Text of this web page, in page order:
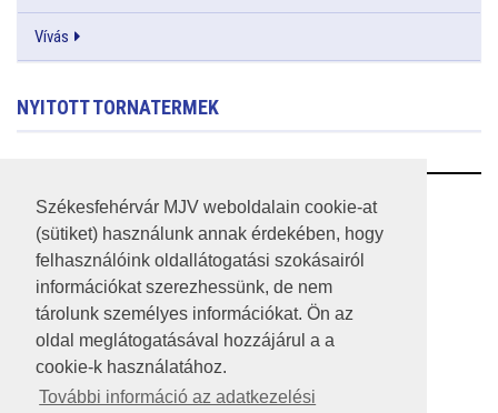
Székesfehérvár MJV weboldalain cookie-at
(sütiket) használunk annak érdekében, hogy
felhasználóink oldallátogatási szokásairól
információkat szerezhessünk, de nem
tárolunk személyes információkat. Ön az
oldal meglátogatásával hozzájárul a a
cookie-k használatához.
További információ az adatkezelési
Vívás
NYITOTT TORNATERMEK
RSS
A HONLAP 2017.03.31-I ÁLLAPOTA
JOGI NYILATKOZAT
IMPRESSZUM